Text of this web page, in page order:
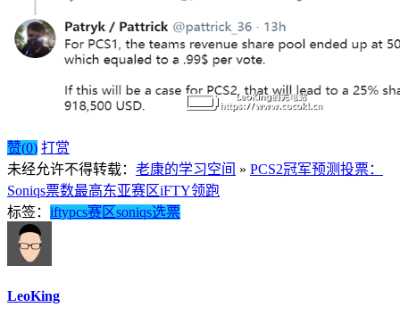
赞(0) 打赏
未经允许不得转载： 老康的学习空间 » PCS2冠军预测投票：
Soniqs票数最高东亚赛区iFTY领跑
标签： iftypcs赛区soniqs选票
LeoKing